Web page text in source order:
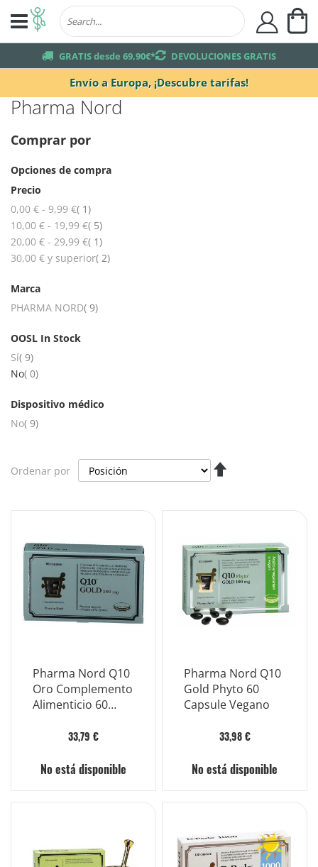
Envío a Europa, ¡Descubre tarifas!
truck GRATIS desde 69,90€*returns DEVOLUCIONES GRATIS
user
Pharma Nord
Ordenar por
Pharma Nord Q10
Oro Complemento
Alimenticio 60
33,79 €
No está disponible
Pharma Nord Q10
Gold Phyto 60
Capsule Vegano
33,98 €
No está disponible
Comprar por
Opciones de compra
Precio
0,00 € - 9,99 € 1artículo
10,00 € - 19,99 € 5artículos
20,00 € - 29,99 € 1artículo
30,00 € y superior 2artículos
Marca
PHARMA NORD 9artículos
OOSL In Stock
Sí 9artículos
No 0artículos
Dispositivo médico
No 9artículos